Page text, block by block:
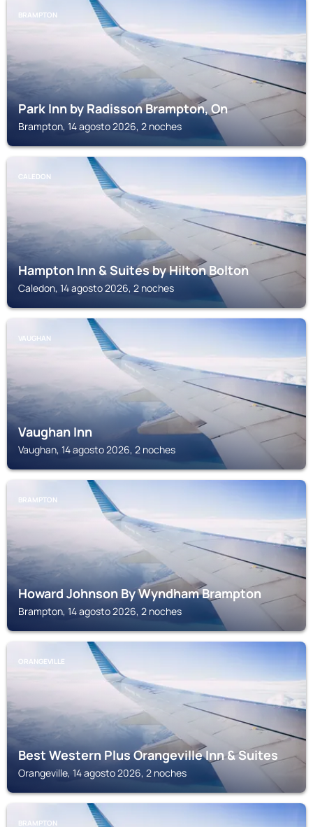
BRAMPTON
Park Inn by Radisson Brampton, On
Brampton, 14 agosto 2026, 2 noches
CALEDON
Hampton Inn & Suites by Hilton Bolton
Caledon, 14 agosto 2026, 2 noches
VAUGHAN
Vaughan Inn
Vaughan, 14 agosto 2026, 2 noches
BRAMPTON
Howard Johnson By Wyndham Brampton
Brampton, 14 agosto 2026, 2 noches
ORANGEVILLE
Best Western Plus Orangeville Inn & Suites
Orangeville, 14 agosto 2026, 2 noches
BRAMPTON